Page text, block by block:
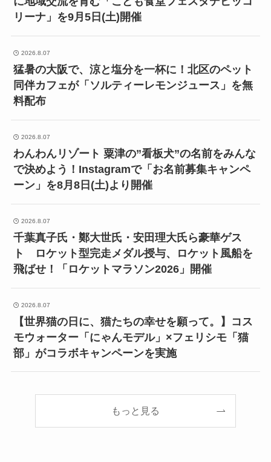
リーナ」を9月5日(土)開催
2026.8.07
猛暑の大阪で、涼と塩分を一杯に！北区のペット
同伴カフェが「ソルティーレモンジュース」を無
料配布
2026.8.07
わんわんリゾート 粟津の”看板犬”の名前をみんな
で決めよう！Instagramで「お名前募集キャンペ
ーン」を8月8日(土)より開催
2026.8.07
千葉真子氏・鄭大世氏・安田理大氏ら豪華ゲス
ト ロケット型完走メダル授与、ロケット風船を
飛ばせ！「ロケットマラソン2026」開催
2026.8.07
【世界猫の日に、猫たちの幸せを願って。】コス
モウォーター「にゃんモデル」×フェリシモ「猫
部」がコラボキャンペーンを実施
もっと見る